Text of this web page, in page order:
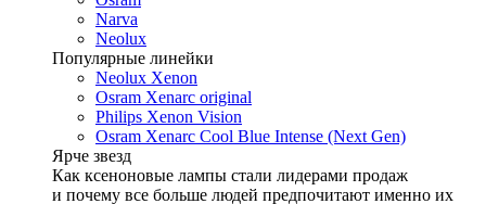
Narva
Neolux
Популярные линейки
Neolux Xenon
Osram Xenarc original
Philips Xenon Vision
Osram Xenarc Cool Blue Intense (Next Gen)
Ярче звезд
Как ксеноновые лампы стали лидерами продаж
и почему все больше людей предпочитают именно их